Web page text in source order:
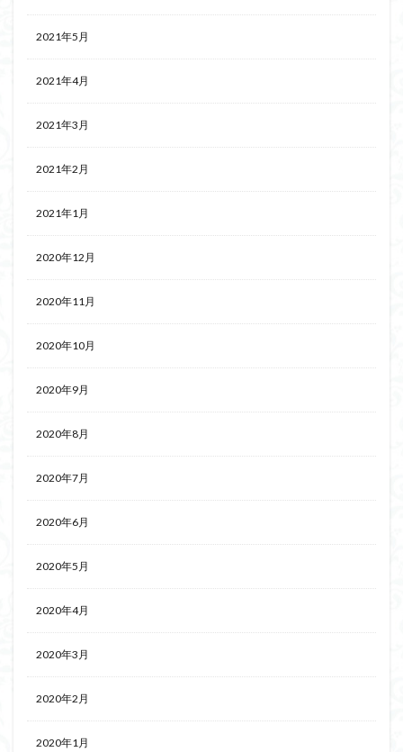
2021年5月
2021年4月
2021年3月
2021年2月
2021年1月
2020年12月
2020年11月
2020年10月
2020年9月
2020年8月
2020年7月
2020年6月
2020年5月
2020年4月
2020年3月
2020年2月
2020年1月